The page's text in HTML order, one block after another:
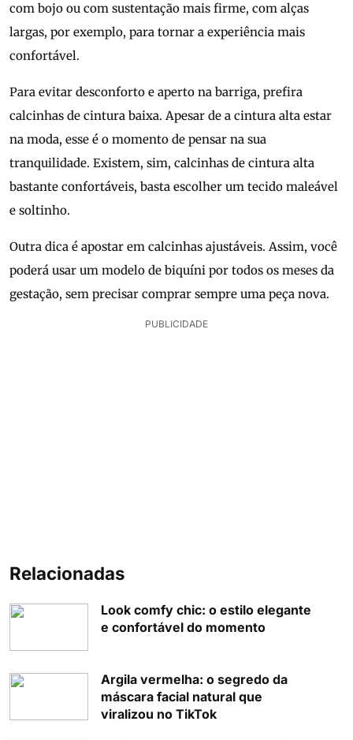
com bojo ou com sustentação mais firme, com alças
largas, por exemplo, para tornar a experiência mais
confortável.
Para evitar desconforto e aperto na barriga, prefira
calcinhas de cintura baixa. Apesar de a cintura alta estar
na moda, esse é o momento de pensar na sua
tranquilidade. Existem, sim, calcinhas de cintura alta
bastante confortáveis, basta escolher um tecido maleável
e soltinho.
Outra dica é apostar em calcinhas ajustáveis. Assim, você
poderá usar um modelo de biquíni por todos os meses da
gestação, sem precisar comprar sempre uma peça nova.
PUBLICIDADE
Relacionadas
Look comfy chic: o estilo elegante
e confortável do momento
Argila vermelha: o segredo da
máscara facial natural que
viralizou no TikTok